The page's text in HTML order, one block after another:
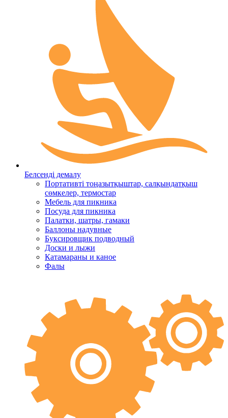
Белсенді демалу
Портативті тоңазытқыштар, салқындатқыш
сөмкелер, термостар
Мебель для пикника
Посуда для пикника
Палатки, шатры, гамаки
Баллоны надувные
Буксировщик подводный
Доски и лыжи
Катамараны и каное
Фалы